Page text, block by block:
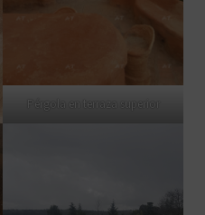
Pérgola en terraza superior